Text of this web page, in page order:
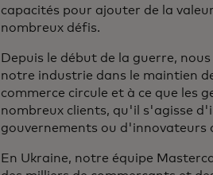
capacités pour ajouter de la
nombreux défis.
Depuis le début de la guerre,
notre industrie dans le maintien
commerce circule et à ce que les
nombreux clients, qu'il s'agisse
gouvernements ou d'innovateurs
En Ukraine, notre équipe